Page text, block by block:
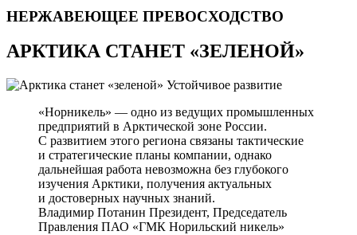
НЕРЖАВЕЮЩЕЕ ПРЕВОСХОДСТВО
АРКТИКА СТАНЕТ «ЗЕЛЕНОЙ»
Устойчивое развитие
«Норникель» — одно из ведущих промышленных
предприятий в Арктической зоне России.
С развитием этого региона связаны тактические
и стратегические планы компании, однако
дальнейшая работа невозможна без глубокого
изучения Арктики, получения актуальных
и достоверных научных знаний.
Владимир Потанин Президент, Председатель
Правления ПАО «ГМК Норильский никель»